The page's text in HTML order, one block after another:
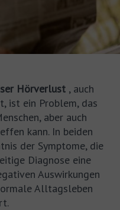
Hörverlust, auch
ist ein Problem, das
aber auch
kann. In beiden
der Symptome, die
Diagnose eine
Auswirkungen
Alltagsleben